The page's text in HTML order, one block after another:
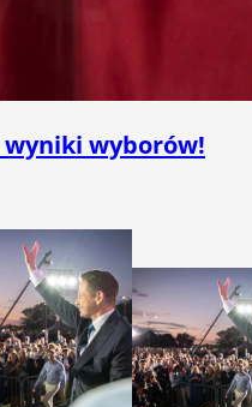
wyborów!